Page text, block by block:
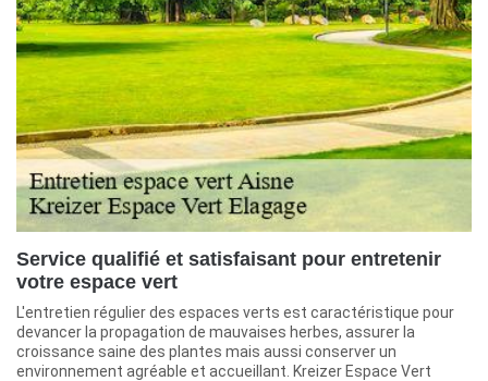
Service qualifié et satisfaisant pour entretenir
votre espace vert
L'entretien régulier des espaces verts est caractéristique pour
devancer la propagation de mauvaises herbes, assurer la
croissance saine des plantes mais aussi conserver un
environnement agréable et accueillant. Kreizer Espace Vert